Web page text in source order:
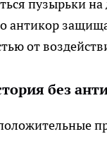
пузырьки на
антикор
от
без